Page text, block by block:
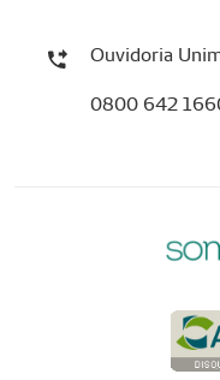
Ouvidoria
0800 642